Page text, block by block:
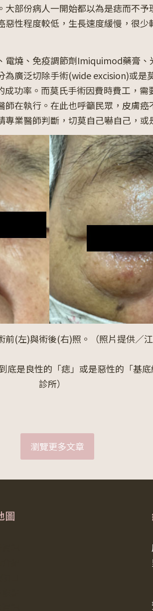
部份病人一開始都以為是痣而不
性程度較低，生長速度緩慢，很
電燒、免疫調節劑Imiquimod藥膏
廣泛切除手術(wide excision)或
功率。而莫氏手術因費時費工，
在執行。在此也呼籲民眾，皮膚
業醫師判斷，切莫自己嚇自己，或
(左)與術後(右)照。（照片提供／江
底是良性的「痣」或是惡性的「基
診所）
瀏覽更多文章
圖